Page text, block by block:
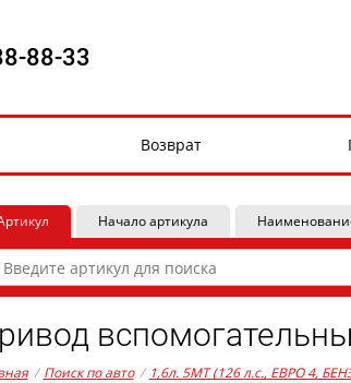
88-33
Возврат
Начало артикула
/ Поиск по авто / 1,6л. 5MT (126 л.с., ЕВРО 4,